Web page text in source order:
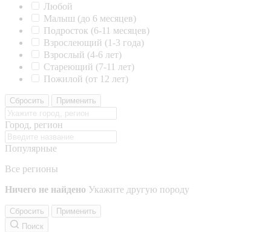
Любой
Малыш (до 6 месяцев)
Подросток (6-11 месяцев)
Взрослеющий (1-3 года)
Взрослый (4-6 лет)
Стареющий (7-11 лет)
Пожилой (от 12 лет)
Сбросить Применить
Город, регион
Популярные
Все регионы
Ничего не найдено Укажите другую породу
Сбросить
Применить
Поиск